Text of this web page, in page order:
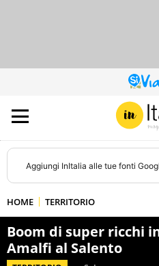
DI
Aggiungi InItalia alle tue fonti
HOME TERRITORIO
Boom di super ricchi
Amalfi al Salento